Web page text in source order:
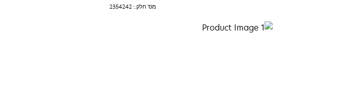
מס' חלק.: 2354242